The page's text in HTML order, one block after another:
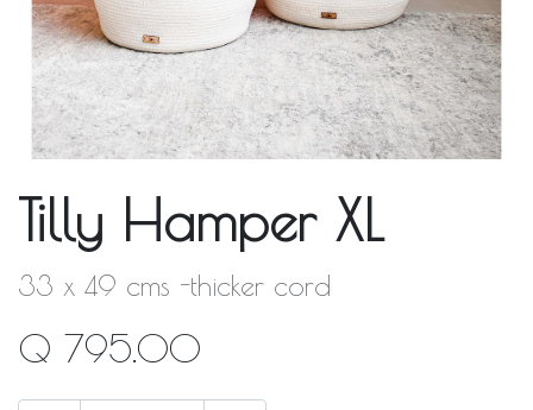
Tilly Hamper XL
33 x 49 cms -thicker cord
Q 795.00